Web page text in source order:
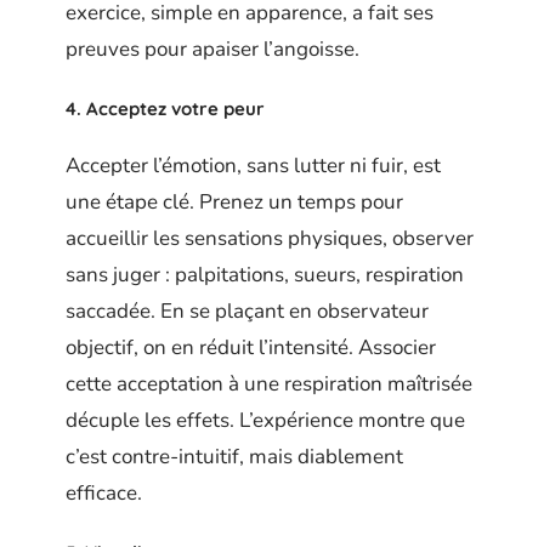
exercice, simple en apparence, a fait ses
preuves pour apaiser l’angoisse.
4. Acceptez votre peur
Accepter l’émotion, sans lutter ni fuir, est
une étape clé. Prenez un temps pour
accueillir les sensations physiques, observer
sans juger : palpitations, sueurs, respiration
saccadée. En se plaçant en observateur
objectif, on en réduit l’intensité. Associer
cette acceptation à une respiration maîtrisée
décuple les effets. L’expérience montre que
c’est contre-intuitif, mais diablement
efficace.